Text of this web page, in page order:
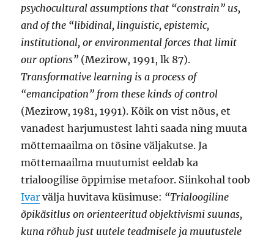
psychocultural assumptions that “constrain” us,
and of the “libidinal, linguistic, epistemic,
institutional, or environmental forces that limit
our options” (Mezirow, 1991, lk 87).
Transformative learning is a process of
“emancipation” from these kinds of control
(Mezirow, 1981, 1991). Kõik on vist nõus, et
vanadest harjumustest lahti saada ning muuta
mõttemaailma on tõsine väljakutse. Ja
mõttemaailma muutumist eeldab ka
trialoogilise õppimise metafoor. Siinkohal toob
Ivar välja huvitava küsimuse: “Trialoogiline
õpikäsitlus on orienteeritud objektivismi suunas,
kuna rõhub just uutele teadmisele ja muutustele